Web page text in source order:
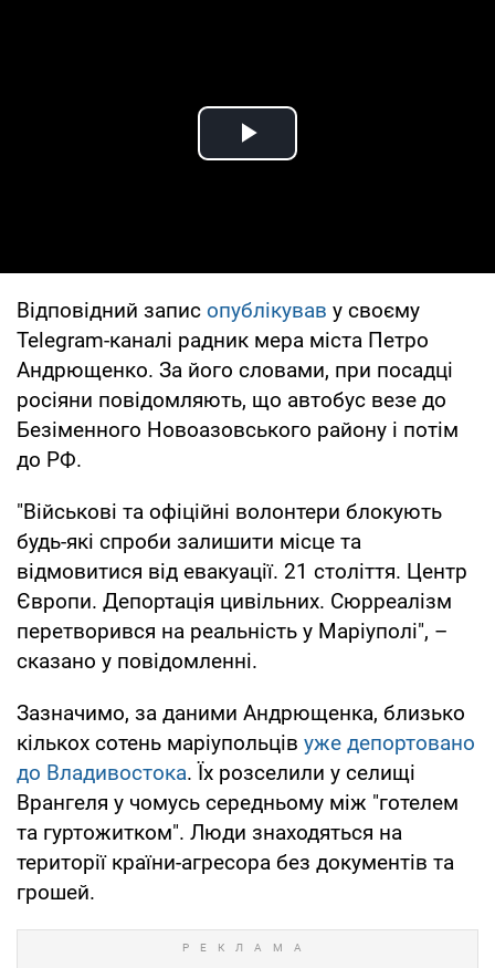
Play Video
Відповідний запис опублікував у своєму
Telegram-каналі радник мера міста Петро
Андрющенко. За його словами, при посадці
росіяни повідомляють, що автобус везе до
Безіменного Новоазовського району і потім
до РФ.
"Військові та офіційні волонтери блокують
будь-які спроби залишити місце та
відмовитися від евакуації. 21 століття. Центр
Європи. Депортація цивільних. Сюрреалізм
перетворився на реальність у Маріуполі", –
сказано у повідомленні.
Зазначимо, за даними Андрющенка, близько
кількох сотень маріупольців уже депортовано
до Владивостока. Їх розселили у селищі
Врангеля у чомусь середньому між "готелем
та гуртожитком". Люди знаходяться на
території країни-агресора без документів та
грошей.